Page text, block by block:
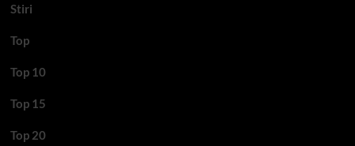
Stiri
Top
Top 10
Top 15
Top 20